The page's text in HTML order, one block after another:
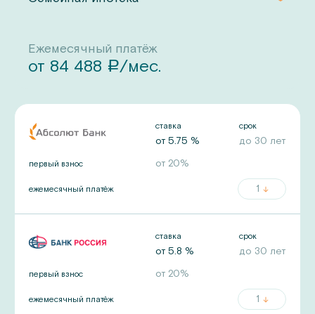
Ежемесячный платёж
от 84 488 a/мес.
ставка
от 5.75 %
срок
до 30 лет
первый взнос от 20%
ежемесячный платёж 1
ставка
от 5.8 %
срок
до 30 лет
первый взнос от 20%
ежемесячный платёж 1